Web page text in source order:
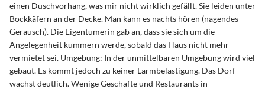
einen Duschvorhang, was mir nicht wirklich gefällt. Sie leiden unter
Bockkäfern an der Decke. Man kann es nachts hören (nagendes
Geräusch). Die Eigentümerin gab an, dass sie sich um die
Angelegenheit kümmern werde, sobald das Haus nicht mehr
vermietet sei. Umgebung: In der unmittelbaren Umgebung wird viel
gebaut. Es kommt jedoch zu keiner Lärmbelästigung. Das Dorf
wächst deutlich. Wenige Geschäfte und Restaurants in